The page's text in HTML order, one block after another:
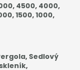
, 4500, 4000,
,1500,1000,
, Sedlový
,